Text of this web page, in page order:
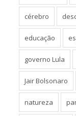
cérebro
educação
governo Lula
Jair Bolsonaro
natureza